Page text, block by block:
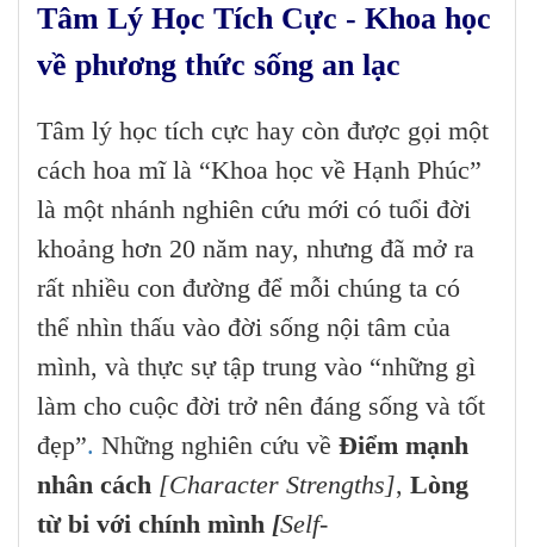
Tâm Lý Học Tích Cực - Khoa học
về phương thức sống an lạc
Tâm lý học tích cực hay còn được gọi một
cách hoa mĩ là “Khoa học về Hạnh Phúc”
là một nhánh nghiên cứu mới có tuổi đời
khoảng hơn 20 năm nay, nhưng đã mở ra
rất nhiều con đường để mỗi chúng ta có
thể nhìn thấu vào đời sống nội tâm của
mình, và thực sự tập trung vào “những gì
làm cho cuộc đời trở nên đáng sống và tốt
đẹp”. Những nghiên cứu về Điểm mạnh
nhân cách [Character Strengths], Lòng
từ bi với chính mình [Self-